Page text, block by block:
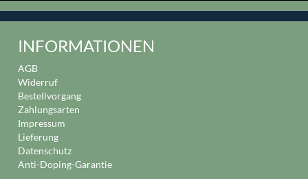
INFORMATIONEN
AGB
Widerruf
Bestellvorgang
Zahlungsarten
Impressum
Lieferung
Datenschutz
Anti-Doping-Garantie